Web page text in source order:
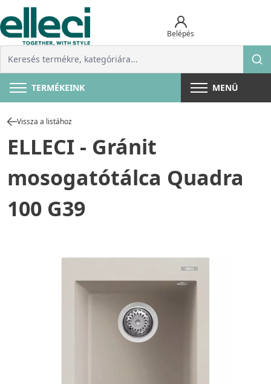
Belépés
TERMÉKEINK MENÜ
Vissza a listához
ELLECI - Gránit
mosogatótálca Quadra
100 G39